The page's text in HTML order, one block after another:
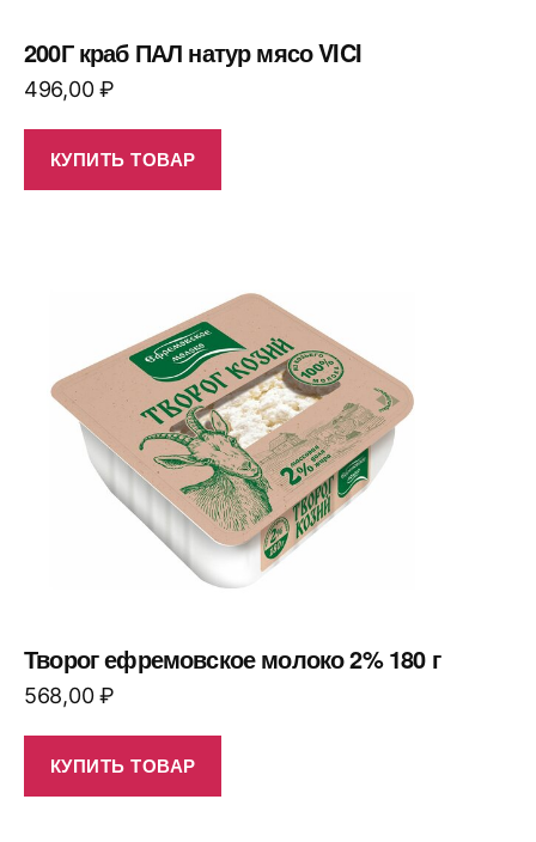
200Г краб ПАЛ натур мясо VICI
496,00₽
КУПИТЬ ТОВАР
Творог ефремовское молоко 2% 180 г
568,00₽
КУПИТЬ ТОВАР